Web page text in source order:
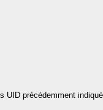
précédemment